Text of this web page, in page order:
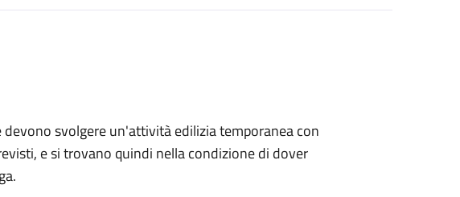
svolgere un'attività edilizia temporanea con
e si trovano quindi nella condizione di dover